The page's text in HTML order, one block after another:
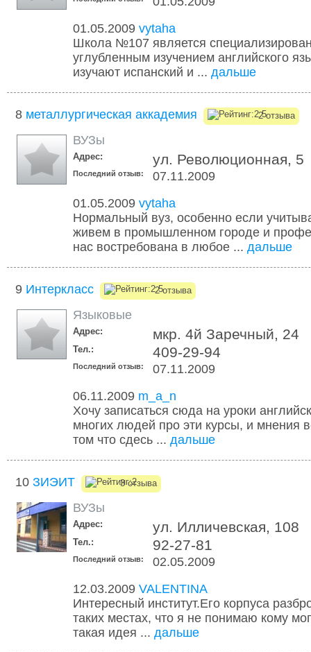
01.05.2009 vytaha
Школа №107 является
углубленным изучением английского
изучают испанский и ... дальше
8 металлургическая аккадемия 2 отзыва
ВУЗы
Адрес: ул. Революционная, 5
Последний отзыв:
07.11.2009
01.05.2009 vytaha
Нормальный вуз, особенно если
живем в промышленном городе и
нас востребована в любое ... дальше
9 Интеркласс 2 отзыва
Языковые
Адрес: мкр. 4й Заречный, 24
Тел.: 409-29-94
Последний отзыв:
07.11.2009
06.11.2009 m_a_n
Хочу записаться сюда на уроки
многих людей про эти курсы, и мнения
том что сдесь ... дальше
10 ЗИЭИТ 3 отзыва
ВУЗы
Адрес: ул. Илличевская, 108
Тел.: 92-27-81
Последний отзыв:
02.05.2009
12.03.2009 VALENTINA
Интересный институт.Его корпуса
таких местах, что я не понимаю кому
такая идея ... дальше